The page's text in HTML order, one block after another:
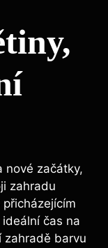
nové začátky,
zahradu
čas na
barvu